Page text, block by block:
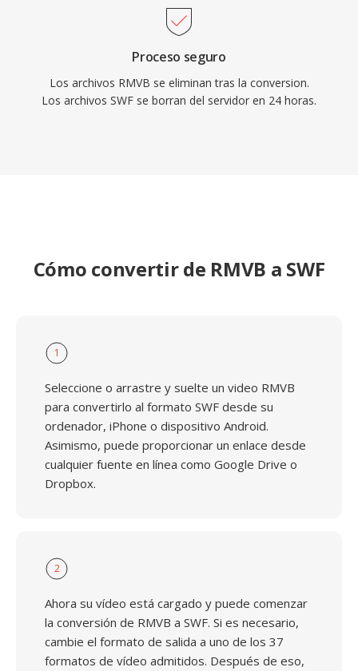
SWF siguen siendo históricamente
significativos y se preservan a través de
proyectos de código abierto como Ruffle qué
permiten el acceso continuado a está era del
contenido web.
Proceso seguro
Los archivos RMVB se eliminan tras la conversion.
Los archivos SWF se borran del servidor en 24 horas.
Cómo convertir de RMVB a SWF
1
Seleccione o arrastre y suelte un video RMVB
para convertirlo al formato SWF desde su
ordenador, iPhone o dispositivo Android.
Asimismo, puede proporcionar un enlace desde
cualquier fuente en línea como Google Drive o
Dropbox.
2
Ahora su vídeo está cargado y puede comenzar
la conversión de RMVB a SWF. Si es necesario,
cambie el formato de salida a uno de los 37
formatos de vídeo admitidos. Después de eso,